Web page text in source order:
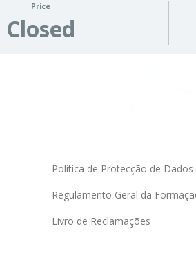
Price
Closed
Politica de Protecção de Dados
Regulamento Geral da
Livro de Reclamações